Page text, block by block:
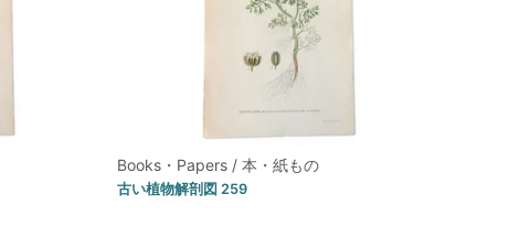
Books・Papers / 本・紙もの
古い植物解剖図 259